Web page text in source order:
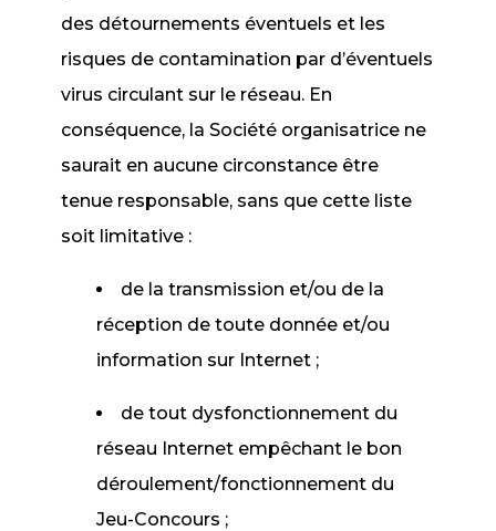
des détournements éventuels et les
risques de contamination par d’éventuels
virus circulant sur le réseau. En
conséquence, la Société organisatrice ne
saurait en aucune circonstance être
tenue responsable, sans que cette liste
soit limitative :
de la transmission et/ou de la
réception de toute donnée et/ou
information sur Internet ;
de tout dysfonctionnement du
réseau Internet empêchant le bon
déroulement/fonctionnement du
Jeu-Concours ;